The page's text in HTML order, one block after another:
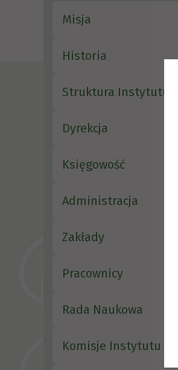
Misja
Historia
Struktura Instytutu
Dyrekcja
Księgowość
Administracja
Zakłady
Pracownicy
Rada Naukowa
Komisje Instytutu